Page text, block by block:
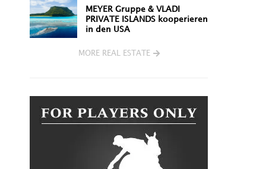
MEYER Gruppe & VLADI
PRIVATE ISLANDS kooperieren
in den USA
MORE REAL ESTATE